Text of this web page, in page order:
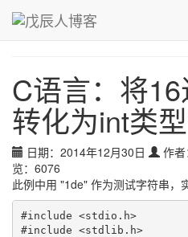
青，取之于蓝而青于蓝；冰，水为之
戊辰人博客 › C语言：
C语言：将
转化为int类
日期：2014年12月30日 作者
览：6076
此例中用 "1de" 作为测试字符串，
#include <stdio.h>
#include <stdlib.h>